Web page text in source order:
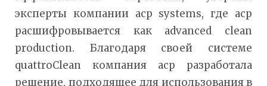
эксперты компании acp systems, где acp
расшифровывается как advanced clean
production. Благодаря своей системе
quattroClean компания acp разработала
решение, подходящее для использования в